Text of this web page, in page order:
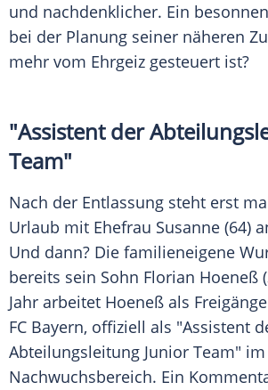
und nachdenklicher. Ein
bei der Planung seiner näheren
mehr vom Ehrgeiz gesteuert ist?
"Assistent der
Team"
Nach der Entlassung steht erst
Urlaub mit Ehefrau Susanne (64)
Und dann? Die familieneigene
bereits sein Sohn Florian Hoeneß
Jahr arbeitet Hoeneß als
FC Bayern, offiziell als "Assistent
Abteilungsleitung Junior Team" im
Nachwuchsbereich. Ein